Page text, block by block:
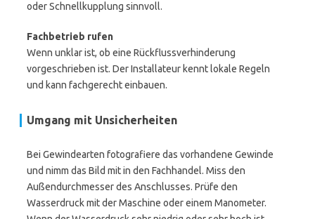
oder Schnellkupplung sinnvoll.
Fachbetrieb rufen
Wenn unklar ist, ob eine Rückflussverhinderung
vorgeschrieben ist. Der Installateur kennt lokale Regeln
und kann fachgerecht einbauen.
Umgang mit Unsicherheiten
Bei Gewindearten fotografiere das vorhandene Gewinde
und nimm das Bild mit in den Fachhandel. Miss den
Außendurchmesser des Anschlusses. Prüfe den
Wasserdruck mit der Maschine oder einem Manometer.